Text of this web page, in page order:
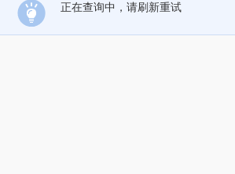
正在查询中，请刷新重试